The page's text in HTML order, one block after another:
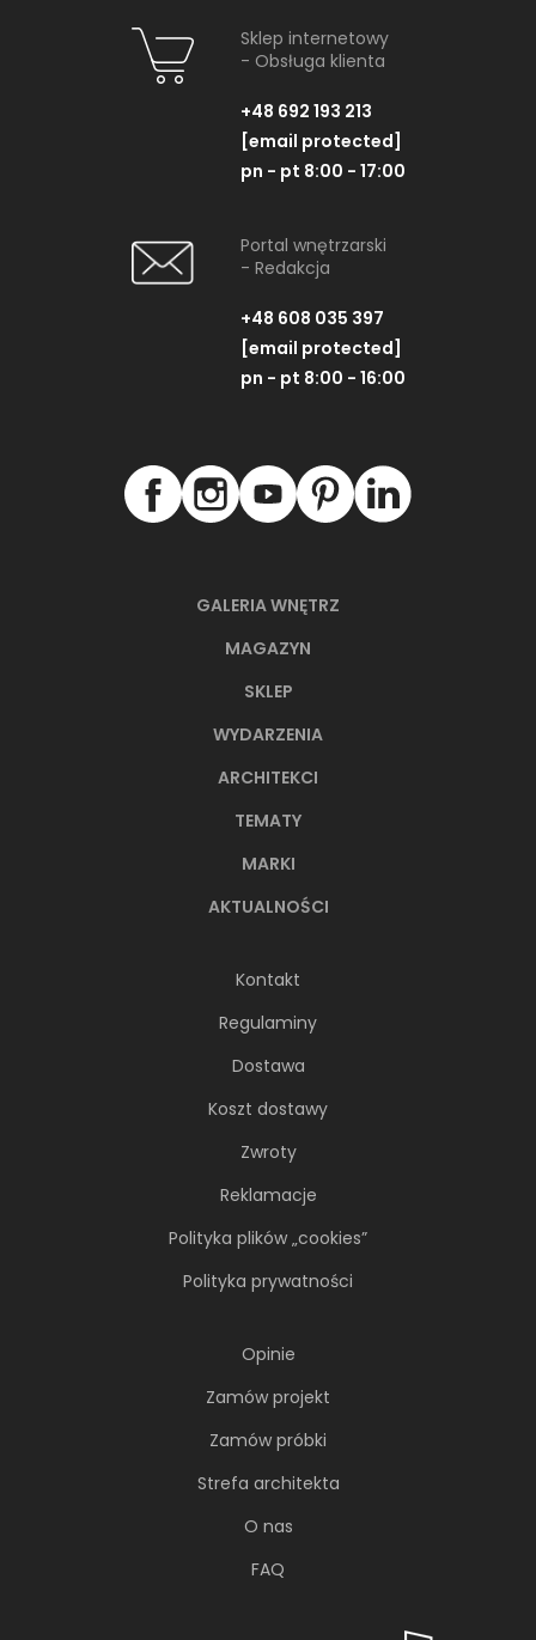
GALERIA WNĘTRZ
MAGAZYN
SKLEP
WYDARZENIA
ARCHITEKCI
TEMATY
MARKI
AKTUALNOŚCI
Kontakt
Regulaminy
Dostawa
Koszt dostawy
Zwroty
Reklamacje
Polityka plików „cookies”
Polityka prywatności
Opinie
Zamów projekt
Zamów próbki
Strefa architekta
O nas
FAQ
Sklep internetowy
- Obsługa klienta
+48 692 193 213
[email protected]
pn - pt 8:00 - 17:00
Portal wnętrzarski
- Redakcja
+48 608 035 397
[email protected]
pn - pt 8:00 - 16:00